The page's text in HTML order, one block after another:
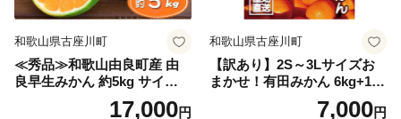
和歌山県古座川町
≪秀品≫和歌山由良町産 由
良早生みかん 約5kg サイズお
まかせ【sml106C】17,000円
和歌山県古座川町
【訳あり】2S～3Lサイズお
まかせ！有田みかん 6kg+1kg
保証分 11月から12月下旬ま
でに順次発送致します。 / 訳
7,000円